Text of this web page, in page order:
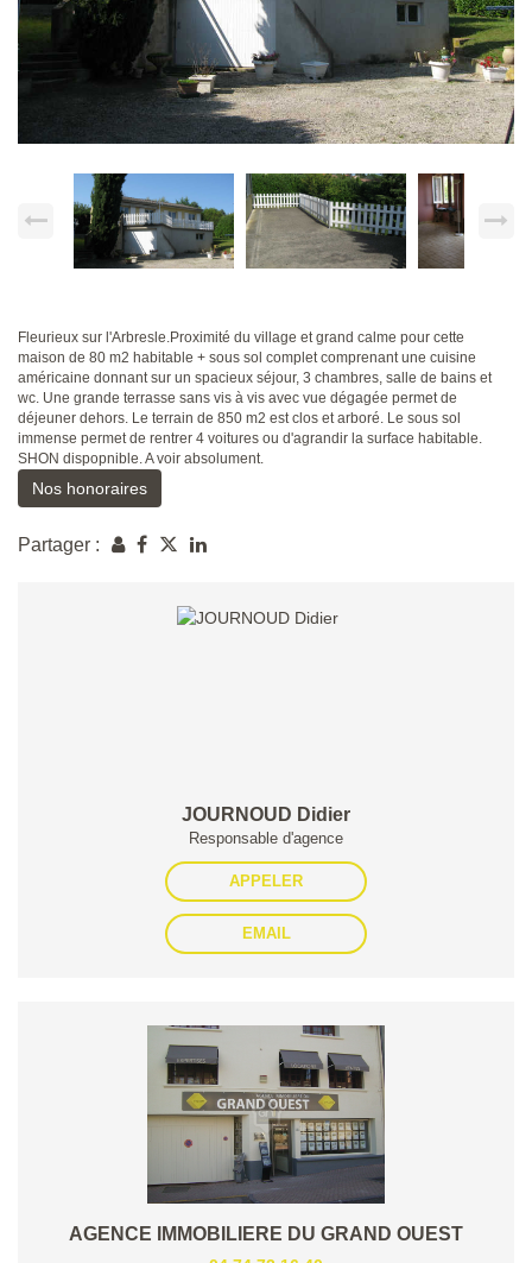
Fleurieux sur l'Arbresle.Proximité du village et grand calme pour cette
maison de 80 m2 habitable + sous sol complet comprenant une cuisine
américaine donnant sur un spacieux séjour, 3 chambres, salle de bains et
wc. Une grande terrasse sans vis à vis avec vue dégagée permet de
déjeuner dehors. Le terrain de 850 m2 est clos et arboré. Le sous sol
immense permet de rentrer 4 voitures ou d'agrandir la surface habitable.
SHON dispopnible. A voir absolument.
Nos honoraires
Partager :
JOURNOUD Didier
Responsable d'agence
APPELER
EMAIL
AGENCE IMMOBILIERE DU GRAND OUEST